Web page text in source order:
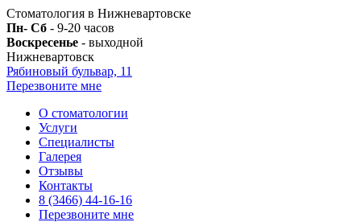
Стоматология в Нижневартовске
Пн- Сб - 9-20 часов
Воскресенье - выходной
Нижневартовск
Рябиновый бульвар, 11
Перезвоните мне
О стоматологии
Услуги
Специалисты
Галерея
Отзывы
Контакты
8 (3466) 44-16-16
Перезвоните мне